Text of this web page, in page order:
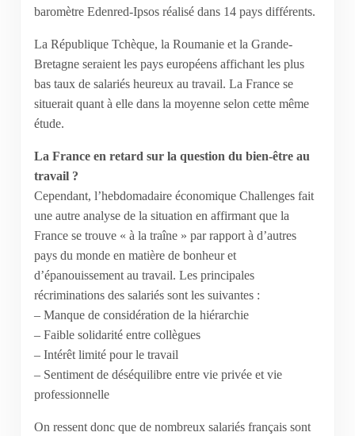
baromètre Edenred-Ipsos réalisé dans 14 pays différents.
La République Tchèque, la Roumanie et la Grande-
Bretagne seraient les pays européens affichant les plus
bas taux de salariés heureux au travail. La France se
situerait quant à elle dans la moyenne selon cette même
étude.
La France en retard sur la question du bien-être au
travail ?
Cependant, l’hebdomadaire économique Challenges fait
une autre analyse de la situation en affirmant que la
France se trouve « à la traîne » par rapport à d’autres
pays du monde en matière de bonheur et
d’épanouissement au travail. Les principales
récriminations des salariés sont les suivantes :
– Manque de considération de la hiérarchie
– Faible solidarité entre collègues
– Intérêt limité pour le travail
– Sentiment de déséquilibre entre vie privée et vie
professionnelle
On ressent donc que de nombreux salariés français sont